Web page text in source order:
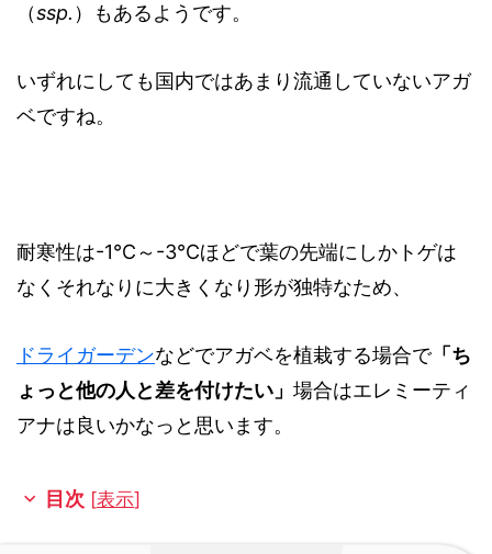
（ssp. ）もあるようです。
いずれにしても国内ではあまり流通していないアガ
ベですね。
耐寒性は-1℃～-3℃ほどで葉の先端にしかトゲは
なくそれなりに大きくなり形が独特なため、
ドライガーデンなどでアガベを植栽する場合で「ち
ょっと他の人と差を付けたい」 場合はエレミーティ
アナは良いかなっと思います。
目次 [表示]